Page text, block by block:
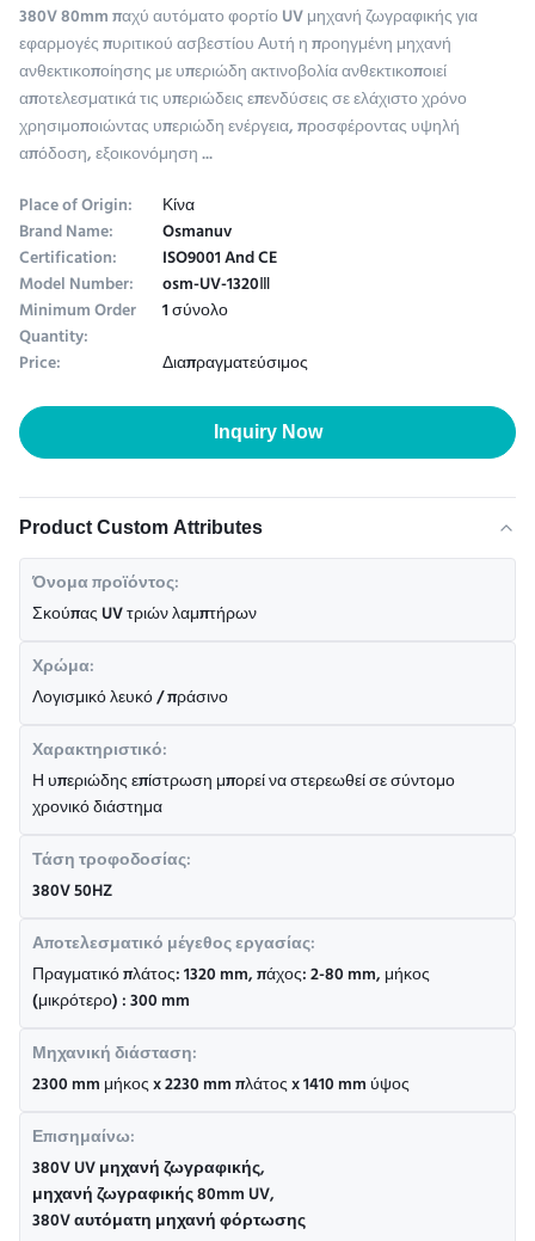
380V 80mm παχύ αυτόματο φορτίο UV μηχανή ζωγραφικής για
εφαρμογές πυριτικού ασβεστίου Αυτή η προηγμένη μηχανή
ανθεκτικοποίησης με υπεριώδη ακτινοβολία ανθεκτικοποιεί
αποτελεσματικά τις υπεριώδεις επενδύσεις σε ελάχιστο χρόνο
χρησιμοποιώντας υπεριώδη ενέργεια, προσφέροντας υψηλή
απόδοση, εξοικονόμηση ...
Place of Origin:
Κίνα
Brand Name: Osmanuv
Certification: ISO9001 And CE
Model Number: osm-UV-1320Ⅲ
Minimum Order
Quantity:
1 σύνολο
Price:
Διαπραγματεύσιμος
Inquiry Now
Product Custom Attributes
Όνομα προϊόντος:
Σκούπας UV τριών λαμπτήρων
Χρώμα:
Λογισμικό λευκό / πράσινο
Χαρακτηριστικό:
Η υπεριώδης επίστρωση μπορεί να στερεωθεί σε σύντομο
χρονικό διάστημα
Τάση τροφοδοσίας:
380V 50HZ
Αποτελεσματικό μέγεθος εργασίας:
Πραγματικό πλάτος: 1320 mm, πάχος: 2-80 mm, μήκος
(μικρότερο) : 300 mm
Μηχανική διάσταση:
2300 mm μήκος x 2230 mm πλάτος x 1410 mm ύψος
Επισημαίνω:
380V UV μηχανή ζωγραφικής,
μηχανή ζωγραφικής 80mm UV,
380V αυτόματη μηχανή φόρτωσης